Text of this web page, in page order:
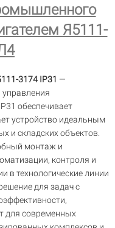
Я5111-
3174 IP31 —
обеспечивает
устройство идеальным
и складских объектов.
монтаж и
контроля и
в технологические линии
для задач с
для современных